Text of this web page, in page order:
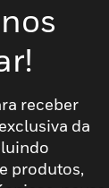
receber
da
produtos,